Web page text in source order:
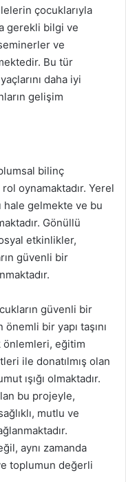
çocuklarıyla
gerekli bilgi ve
ve
Bu tür
daha iyi
gelişim
bilinç
oynamaktadır. Yerel
hale gelmekte ve bu
Gönüllü
etkinlikler,
güvenli bir
güvenli bir
bir yapı taşını
eğitim
ile donatılmış olan
ışığı olmaktadır.
bu projeyle,
mutlu ve
aynı zamanda
toplumun değerli